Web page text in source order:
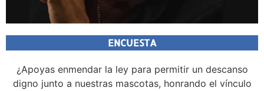
ENCUESTA
¿Apoyas enmendar la ley para permitir un descanso
digno junto a nuestras mascotas, honrando el vínculo